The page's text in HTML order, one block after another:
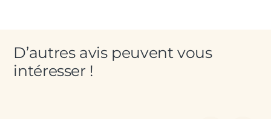
D’autres avis peuvent vous
intéresser !